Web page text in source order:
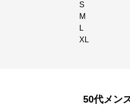
S
M
L
XL
50代メン